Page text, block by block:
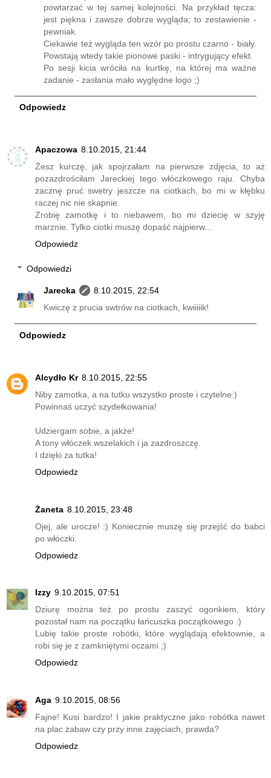
powtarzać w tej samej kolejności. Na przykład tęcza:
jest piękna i zawsze dobrze wygląda; to zestawienie -
pewniak.
Ciekawie też wygląda ten wzór po prostu czarno - biały.
Powstają wtedy takie pionowe paski - intrygujący efekt.
Po sesji kicia wróciła na kurtkę, na której ma ważne
zadanie - zasłania mało wyględne logo ;)
Odpowiedz
Apaczowa 8.10.2015, 21:44
Żesz kurczę, jak spojrzałam na pierwsze zdjęcia, to aż
pozazdrościłam Jareckiej tego włóczkowego raju. Chyba
zacznę pruć swetry jeszcze na ciotkach, bo mi w kłębku
raczej nic nie skapnie.
Zrobię zamotkę i to niebawem, bo mi dziecię w szyję
marznie. Tylko ciotki muszę dopaść najpierw...
Odpowiedz
Odpowiedzi
Jarecka
8.10.2015, 22:54
Kwiczę z prucia swtrów na ciotkach, kwiiiiik!
Odpowiedz
Alcydło Kr 8.10.2015, 22:55
Niby zamotka, a na tutku wszystko proste i czytelne:)
Powinnaś uczyć szydełkowania!
Udziergam sobie, a jakże!
A tony włóczek wszelakich i ja zazdroszczę.
I dzięki za tutka!
Odpowiedz
Żaneta 8.10.2015, 23:48
Ojej, ale urocze! :) Koniecznie muszę się przejść do babci
po włóczki.
Odpowiedz
Izzy 9.10.2015, 07:51
Dziurę można też po prostu zaszyć ogonkiem, który
pozostał nam na początku łańcuszka początkowego :)
Lubię takie proste robótki, które wyglądają efektownie, a
robi się je z zamkniętymi oczami ;)
Odpowiedz
Aga 9.10.2015, 08:56
Fajne! Kusi bardzo! I jakie praktyczne jako robótka nawet
na plac zabaw czy przy inne zajęciach, prawda?
Odpowiedz